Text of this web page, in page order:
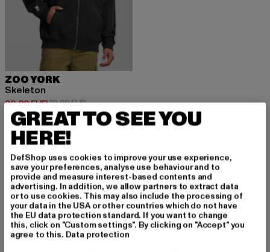
ZOO YORK
Skeleton
39,20 EUR
Derzeitiger Preis: 39,20 EUR
79,99 EURAktionspreis: 79,99 EUR
MELDE DICH AN, UM
INSPIRIERT ZU BLEI
BEN!
GREAT TO SEE YOU
HERE!
DefShop uses cookies to improve your use experience,
save your preferences, analyse use behaviour and to
provide and measure interest-based contents and
advertising. In addition, we allow partners to extract data
or to use cookies. This may also include the processing of
your data in the USA or other countries which do not have
the EU data protection standard. If you want to change
this, click on "Custom settings". By clicking on "Accept" you
agree to this. Data protection